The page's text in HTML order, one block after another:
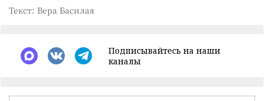
Текст: Вера Басилая
Подписывайтесь на наши
каналы